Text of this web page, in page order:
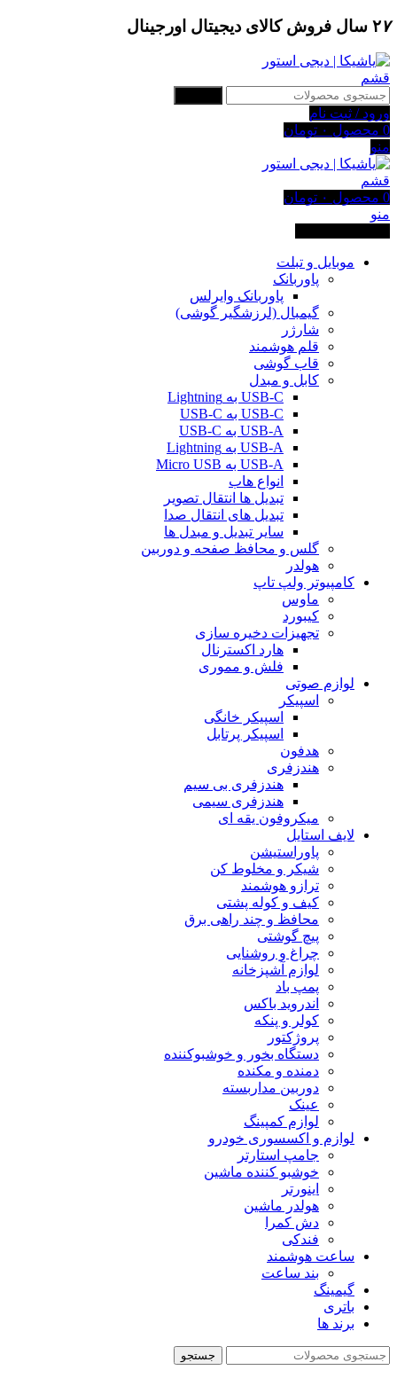
۲۷ سال فروش کالای دیجیتال اورجینال
ورود / ثبت نام
0 محصول ۰ تومان
منو
0 محصول ۰ تومان
منو
موبایل و تبلت
پاوربانک
پاوربانک وایرلس
گیمبال (لرزشگیر گوشی)
شارژر
قلم هوشمند
قاب گوشی
کابل و مبدل
USB-C به Lightning
USB-C به USB-C
USB-A به USB-C
USB-A به Lightning
USB-A به Micro USB
انواع هاب
تبدیل ها انتقال تصویر
تبدیل های انتقال صدا
سایر تبدیل و مبدل ها
گلس و محافظ صفحه و دوربین
هولدر
کامپیوتر ولپ تاپ
ماوس
کیبورد
تجهیزات دخیره سازی
هارد اکسترنال
فلش و مموری
لوازم صوتی
اسپیکر
اسپیکر خانگی
اسپیکر پرتابل
هدفون
هندزفری
هندزفری بی سیم
هندزفری سیمی
میکروفون یقه ای
لایف استایل
پاوراستیشن
شیکر و مخلوط کن
ترازو هوشمند
کیف و کوله پشتی
محافظ و چند راهی برق
پیچ گوشتی
چراغ و روشنایی
لوازم آشپزخانه
پمپ باد
اندروید باکس
کولر و پنکه
پروژکتور
دستگاه بخور و خوشبوکننده
دمنده و مکنده
دوربین مداربسته
عینک
لوازم کمپینگ
لوازم و اکسسوری خودرو
جامپ استارتر
خوشبو کننده ماشین
اینورتر
هولدر ماشین
دش کمرا
فندکی
ساعت هوشمند
بند ساعت
گیمینگ
باتری
برند ها
جستجو